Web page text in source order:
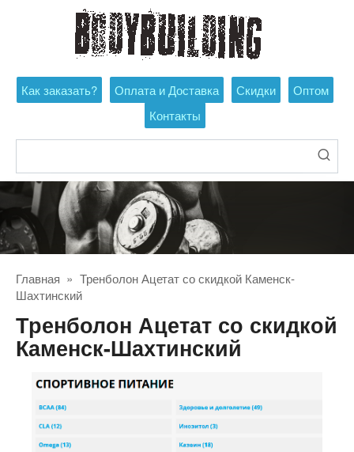
Как заказать? Оплата и Доставка Скидки
Оптом
Контакты
Главная » Тренболон Ацетат со скидкой Каменск-
Шахтинский
Тренболон Ацетат со скидкой
Каменск-Шахтинский